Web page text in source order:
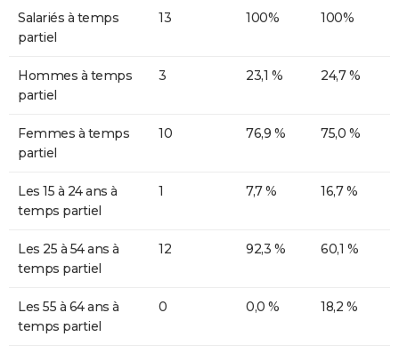
Salariés à temps
partiel
13 100% 100%
Hommes à temps
partiel
3 23,1 % 24,7 %
Femmes à temps
partiel
10 76,9 % 75,0 %
Les 15 à 24 ans à
temps partiel
1 7,7 % 16,7 %
Les 25 à 54 ans à
temps partiel
12 92,3 % 60,1 %
Les 55 à 64 ans à
temps partiel
0 0,0 % 18,2 %